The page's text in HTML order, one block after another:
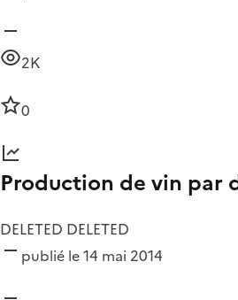
2K
0
Production de vin par
DELETED DELETED
publié le 14 mai 2014